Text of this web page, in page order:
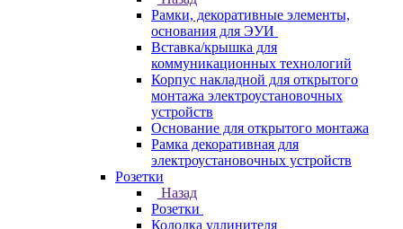
Рамки, декоративные элементы,
основания для ЭУИ
Вставка/крышка для
коммуникационных технологий
Корпус накладной для открытого
монтажа электроустановочных
устройств
Основание для открытого монтажа
Рамка декоративная для
электроустановочных устройств
Розетки
Назад
Розетки
Колодка удлинителя